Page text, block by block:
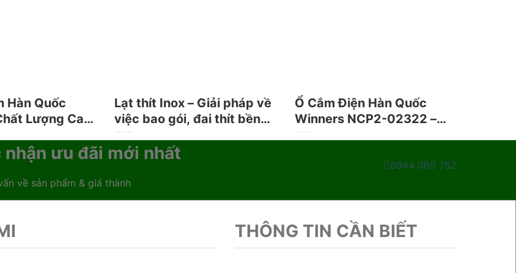
Hàn Quốc
Lượng Cao,
Đối
Lạt thít Inox – Giải pháp về
việc bao gói, đai thít bền
vững
Ổ Cắm Điện Hàn Quốc
Winners NCP2-02322 –
Giải Pháp An Toàn và Hiệu
ưu đãi mới nhất
về sản phẩm & giá thành
0944 065 752
THÔNG TIN CẦN BIẾT